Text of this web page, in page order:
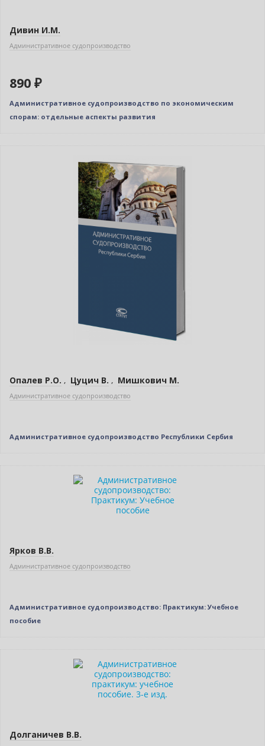
Дивин И.М.
Административное судопроизводство
890 ₽
Административное судопроизводство по экономическим
спорам: отдельные аспекты развития
Опалев Р.О. , Цуцич В. , Мишкович М.
Административное судопроизводство
Административное судопроизводство Республики Сербия
Ярков В.В.
Административное судопроизводство
Административное судопроизводство: Практикум: Учебное
пособие
Долганичев В.В.